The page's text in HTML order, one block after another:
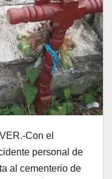
Con el
personal de
al cementerio de